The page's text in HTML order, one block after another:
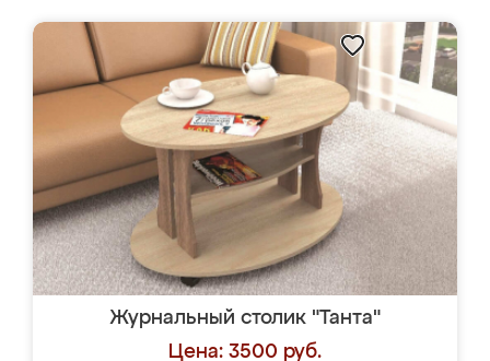
Журнальный столик "Танта"
Цена: 3500 руб.